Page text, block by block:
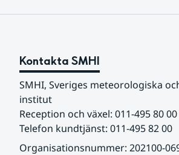
Kontakta SMHI
SMHI, Sveriges meteorologiska
institut
Reception och växel: 011-495 80 00
Telefon kundtjänst: 011-495 82 00
Organisationsnummer: 202100-